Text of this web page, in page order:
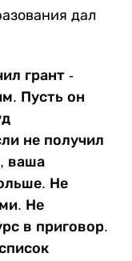
дал
грант -
Пусть он
не получил
ваша
Не
Не
в приговор.